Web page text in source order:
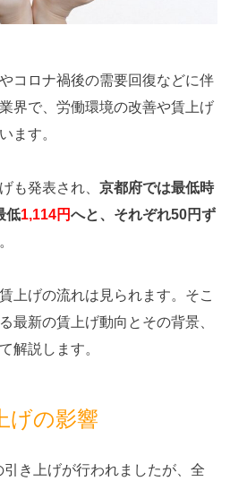
コロナ禍後の需要回復などに伴
界で、労働環境の改善や賃上げ
ます。
も発表され、 京都府では最低時
低1,114円へと、それぞれ50円ず
上げの流れは見られます。そこ
最新の賃上げ動向とその背景、
解説します。
げの影響
き上げが行われましたが、全